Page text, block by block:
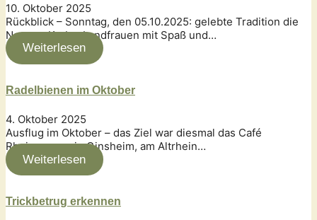
10. Oktober 2025
Rückblick – Sonntag, den 05.10.2025: gelebte Tradition die
Naumer Kerb – Landfrauen mit Spaß und…
Weiterlesen
Radelbienen im Oktober
4. Oktober 2025
Ausflug im Oktober – das Ziel war diesmal das Café
Rheingenuss in Ginsheim, am Altrhein…
Weiterlesen
Trickbetrug erkennen